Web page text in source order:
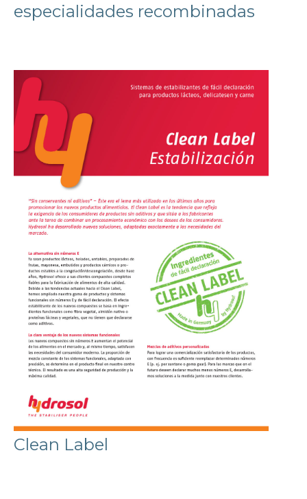
especialidades recombinadas
Clean Label